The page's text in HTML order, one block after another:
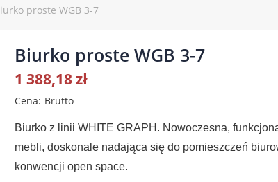
proste WGB 3-7
Biurko proste WGB 3-7
1 388,18 zł
Cena Brutto
Biurko z linii WHITE GRAPH. Nowoczesna,
mebli, doskonale nadająca się do pomieszczeń
konwencji open space.